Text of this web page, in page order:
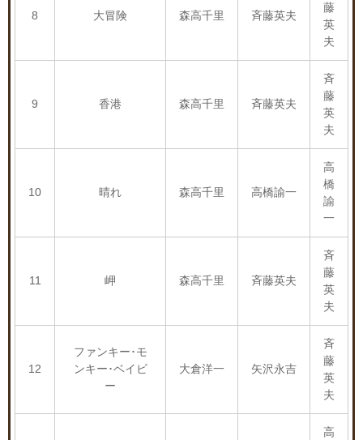
8 大冒険 森高千里 斉藤英夫
藤
英
夫
9 香港 森高千里 斉藤英夫
斉
藤
英
夫
10 晴れ 森高千里 高橋諭一
高
橋
諭
一
11 岬 森高千里 斉藤英夫
斉
藤
英
夫
12
ファンキー･モ
ンキー･ベイビ
ー
大倉洋一 矢沢永吉
斉
藤
英
夫
高